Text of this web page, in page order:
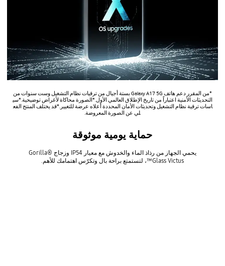
*من المقرر دعم هاتف Galaxy A17 5G بستة أجيال من ترقيات نظام التشغيل وست سنوات من
التحديثات الأمنية اعتباراً من تاريخ الإطلاق العالمي الأول.*الصورة محاكاة لأغراض توضيحية.*سي
اسات ترقية نظام التشغيل وتحديثات الأمان المحددة أعلاه عرضة للتغيير.*قد يختلف المنتج الفع
لي عن الصورة المعروضة.
حماية يومية موثوقة
يحمي الجهاز من رذاذ الماء والخدوش مع معيار IP54 وزجاج Gorilla®
Glass Victus™، لتستمتع براحة بال وتكرّس اهتمامك للأهم.